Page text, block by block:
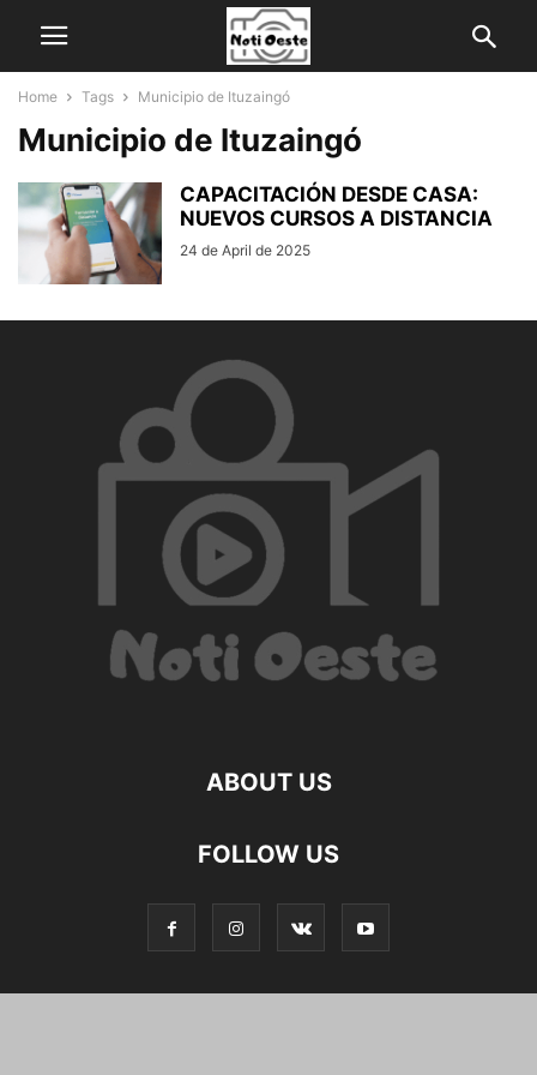
Home Tags Municipio de Ituzaingó
Municipio de Ituzaingó
CAPACITACIÓN DESDE CASA:
NUEVOS CURSOS A DISTANCIA
24 de April de 2025
ABOUT US
FOLLOW US